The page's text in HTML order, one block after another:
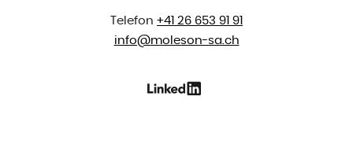
Telefon +41 26 653 91 91
info@moleson-sa.ch